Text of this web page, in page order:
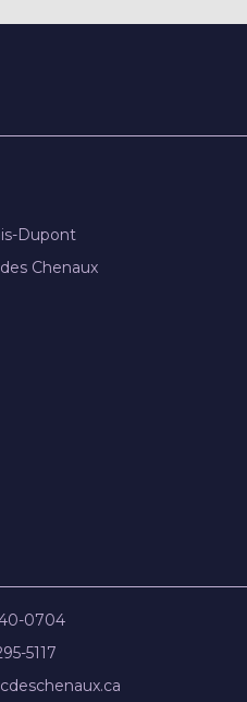
Dupont
Chenaux
0704
5117